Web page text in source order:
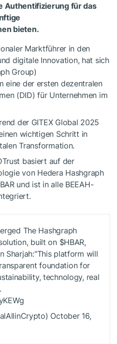
Authentifizierung für das
bieten.
Marktführer in den
digitale Innovation, hat sich
Group)
eine der ersten dezentralen
(DID) für Unternehmen im
der GITEX Global 2025
wichtigen Schritt in
Transformation.
basiert auf der
vonHedera Hashgraph
und ist in alle BEEAH-
The Hashgraph
built on $HBAR,
Sharjah:"This platform will
foundation for
technology, real
October 16,